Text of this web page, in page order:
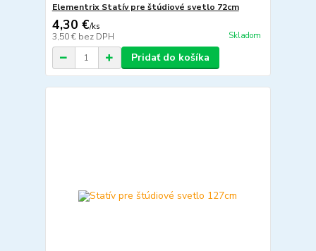
Elementrix Statív pre štúdiové svetlo 72cm
4,30 €/ks
3,50 € bez DPH Skladom
Pridať do košíka